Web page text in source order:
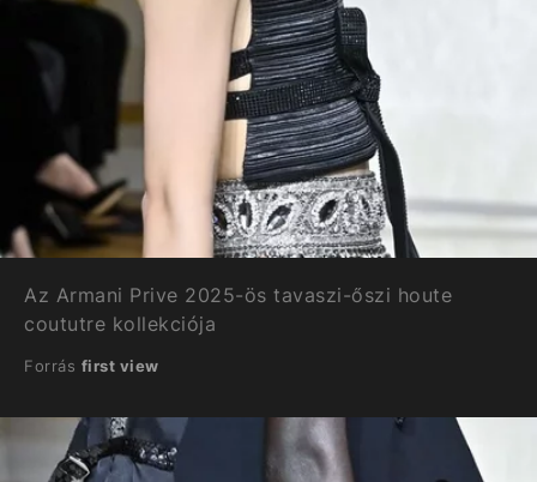
Az Armani Prive 2025-ös tavaszi-őszi houte
coututre kollekciója
Forrás first view